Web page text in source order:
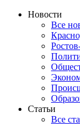
Новости
Все
Статьи
Все